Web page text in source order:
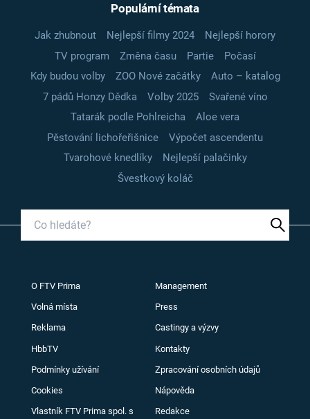
Populární témata
Jak zhubnout Nejlepší filmy 2024
Nejlepší horory
TV program
Změna času Partie
Počasí
Kdy budou volby
ZOO Nové začátky
Auto – katalog
7 pádů Honzy Dědka
Volby 2025
Svařené víno
Tatarák podle Pohlreicha
Aloe vera
Pěstování lichořeřišnice
Výpočet ascendentu
Tvarohové knedlíky
Nejlepší palačinky
Švestkový koláč
O FTV Prima Management
Volná místa Press
Reklama Castingy a výzvy
HbbTV Kontakty
Podmínky užívání Zpracování osobních údajů
Cookies Nápověda
Vlastník FTV Prima spol. s Redakce